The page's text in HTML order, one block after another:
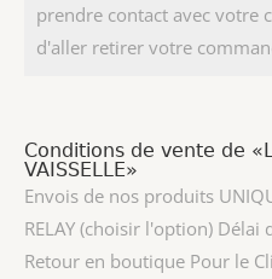
prendre contact avec votre
d'aller retirer votre
Conditions de vente de
VAISSELLE»
Envois de nos produits
RELAY (choisir l'option)
Retour en boutique Pour le